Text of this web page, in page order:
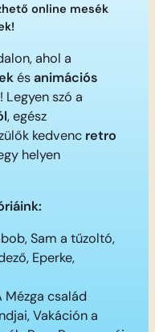
online mesék
ahol a
ésanimációs
Legyen szó a
, egész
kedvenc retro
helyen
Sam a tűzoltó,
Eperke,
Mézga család
Vakáción a